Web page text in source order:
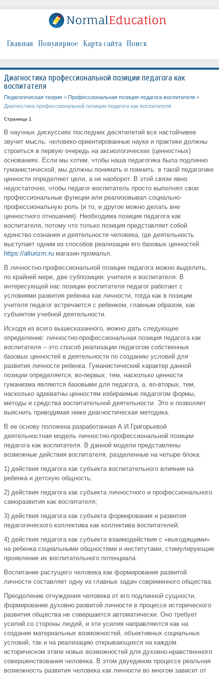
Главная Популярное Карта сайта Поиск
Диагностика профессиональной позиции педагога как
воспитателя
Педагогическая теория » Профессиональная позиция педагога-воспитателя »
Диагностика профессиональной позиции педагога как воспитателя
Страница 1
В научных дискуссиях последних десятилетий все настойчивее
звучит мысль: человеко-ориентированные науки и практики должны
строиться в первую очередь на аксиологических (ценностных)
основаниях. Если мы хотим, чтобы наша педагогика была подлинно
гуманистической, мы должны понимать и помнить: в такой педагогике
ценности определяют цели, а не наоборот. В этой связи явно
недостаточно, чтобы педагог-воспитатель просто выполнял свои
профессиональные функции или реализовывал социально-
профессиональную роль (и то, и другое можно делать вне
ценностного отношения). Необходима позиция педагога как
воспитателя, потому что только позиция представляет собой
единство сознания и деятельности человека, где деятельность
выступает одним из способов реализации его базовых ценностей.
https://alturizm.ru магазин промальп.
В личностно-профессиональной позиции педагога можно выделить,
по крайней мере, две субпозиции: учителя и воспитателя. В
интересующей нас позиции воспитателя педагог работает с
условиями развития ребенка как личности, тогда как в позиции
учителя педагог встречается с ребенком, главным образом, как
субъектом учебной деятельности.
Исходя из всего вышесказанного, можно дать следующее
определение: личностно-профессиональная позиция педагога как
воспитателя – это способ реализации педагогом собственных
базовых ценностей в деятельности по созданию условий для
развития личности ребенка. Гуманистический характер данной
позиции определяется, во-первых, тем, насколько ценности
гуманизма являются базовыми для педагога, а, во-вторых, тем,
насколько адекватны ценностям избираемые педагогом формы,
методы и средства воспитательной деятельности. Это и позволяет
выяснить приводимая ниже диагностическая методика.
В ее основу положена разработанная А.И.Григорьевой
деятельностная модель личностно-профессиональной позиции
педагога как воспитателя. В данной модели представлены
возможные действия воспитателя, разделенные на четыре блока:
1) действия педагога как субъекта воспитательного влияния на
ребенка и детскую общность;
2) действия педагога как субъекта личностного и профессионального
саморазвития как воспитателя;
3) действия педагога как субъекта формирования и развития
педагогического коллектива как коллектива воспитателей;
4) действия педагога как субъекта взаимодействия с «выходящими»
на ребенка социальными общностями и институтами, стимулирующие
проявление их воспитательного потенциала.
Воспитание растущего человека как формирование развитой
личности составляет одну из главных задач современного общества.
Преодоление отчуждения человека от его подлинной сущности,
формирование духовно развитой личности в процессе исторического
развития общества не совершается автоматически. Оно требует
усилий со стороны людей, и эти усилия направляются как на
создание материальных возможностей, объективных социальных
условий, так и на реализацию открывающихся на каждом
историческом этапе новых возможностей для духовно-нравственного
совершенствования человека. В этом двуедином процессе реальная
возможность развития человека как личности во многом зависит от